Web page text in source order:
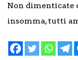
Non dimenticate
insomma, tutti